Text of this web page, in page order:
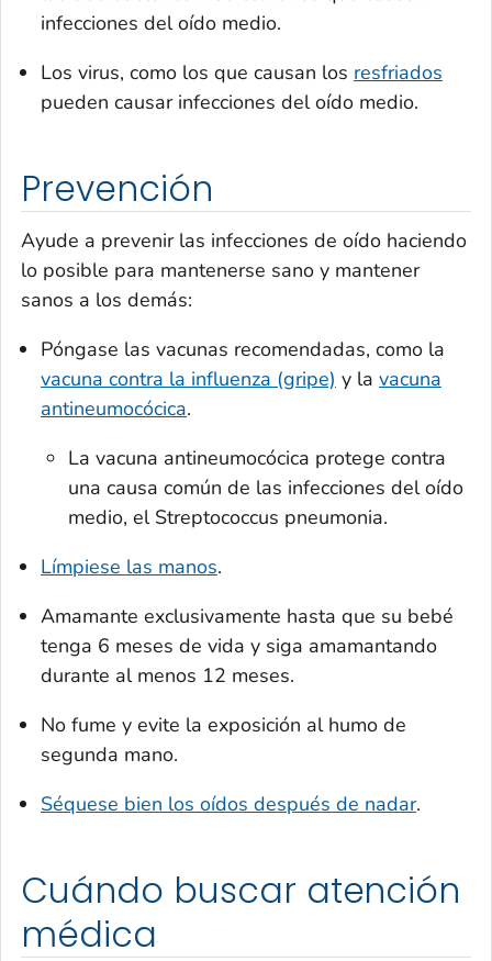
infecciones del oído medio.
Los virus, como los que causan los resfriados
pueden causar infecciones del oído medio.
Prevención
Ayude a prevenir las infecciones de oído haciendo
lo posible para mantenerse sano y mantener
sanos a los demás:
Póngase las vacunas recomendadas, como la
vacuna contra la influenza (gripe) y la vacuna
antineumocócica.
La vacuna antineumocócica protege contra
una causa común de las infecciones del oído
medio, el Streptococcus pneumonia.
Límpiese las manos.
Amamante exclusivamente hasta que su bebé
tenga 6 meses de vida y siga amamantando
durante al menos 12 meses.
No fume y evite la exposición al humo de
segunda mano.
Séquese bien los oídos después de nadar.
Cuándo buscar atención
médica